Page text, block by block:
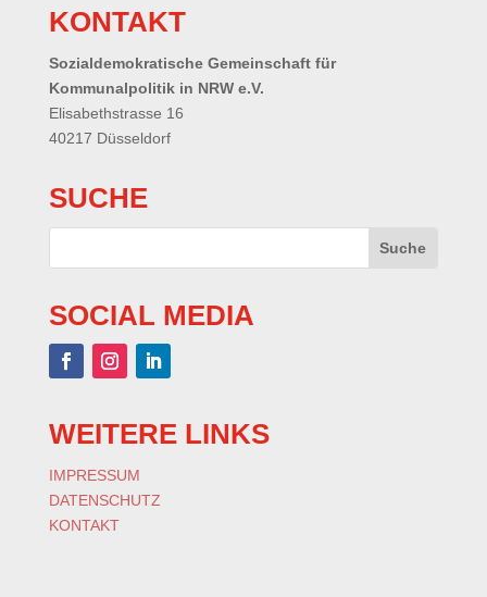
KONTAKT
Sozialdemokratische Gemeinschaft für
Kommunalpolitik in NRW e.V.
Elisabethstrasse 16
40217 Düsseldorf
SUCHE
SOCIAL MEDIA
WEITERE LINKS
IMPRESSUM
DATENSCHUTZ
KONTAKT